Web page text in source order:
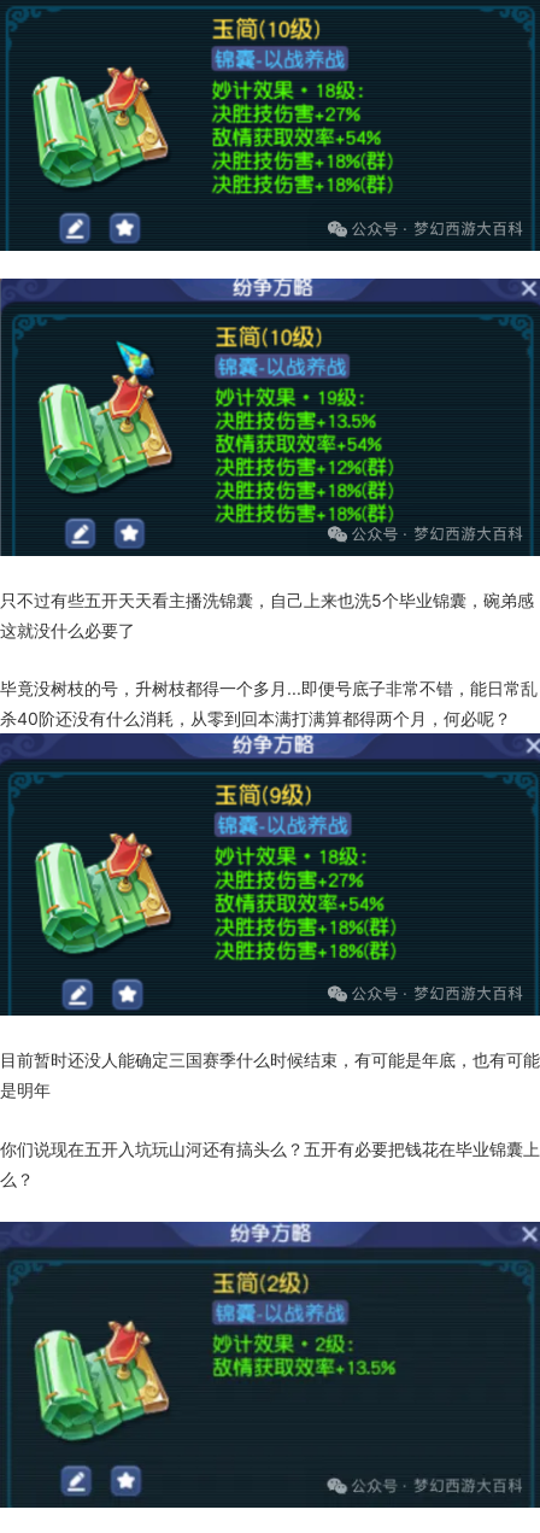
只不过有些五开天天看主播洗锦囊，自己上来也洗5个毕业锦囊，碗弟感
这就没什么必要了
毕竟没树枝的号，升树枝都得一个多月...即便号底子非常不错，能日常乱
杀40阶还没有什么消耗，从零到回本满打满算都得两个月，何必呢？
目前暂时还没人能确定三国赛季什么时候结束，有可能是年底，也有可能
是明年
你们说现在五开入坑玩山河还有搞头么？五开有必要把钱花在毕业锦囊上
么？